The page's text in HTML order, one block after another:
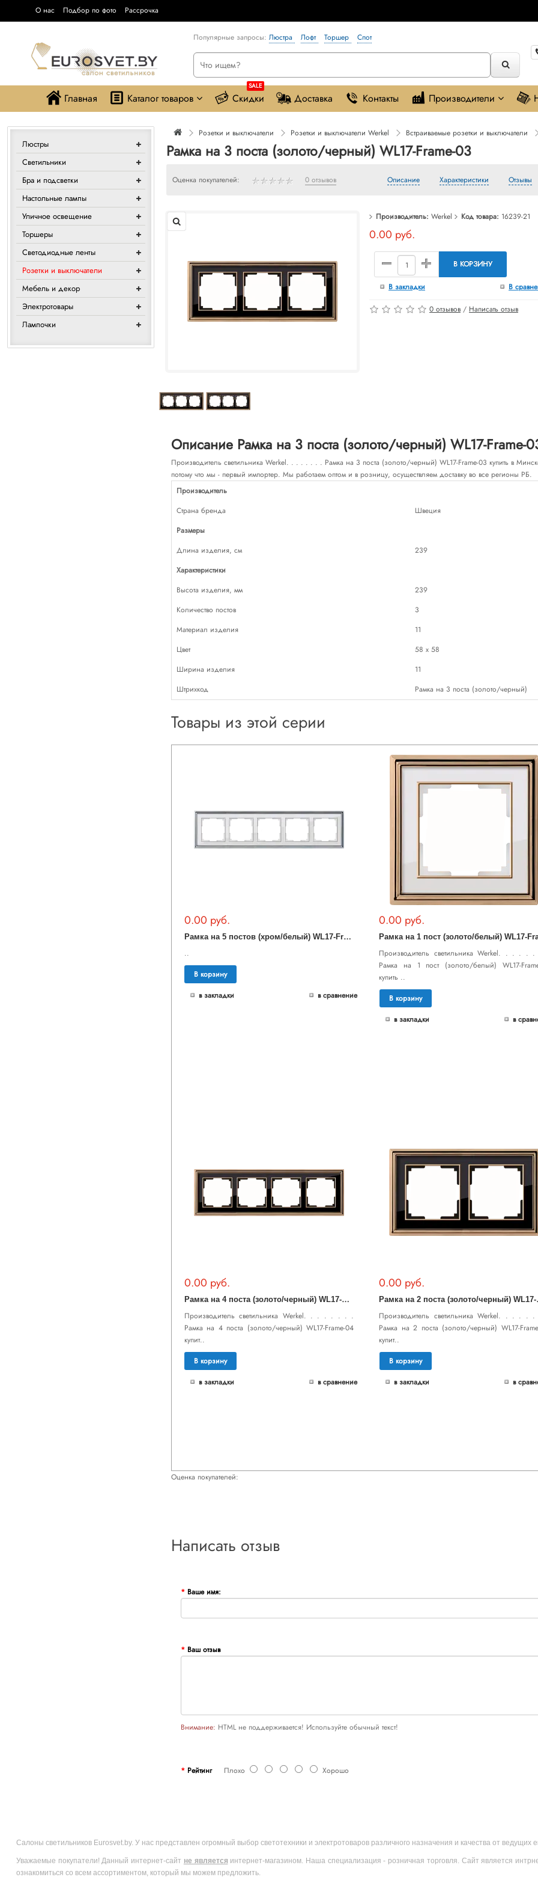
О нас Подбор по фото Рассрочка
Популярные запросы: Люстра Лофт Торшер
Спот
Главная Каталог товаров
SALE
Скидки Доставка Контакты Производители
Люстры
Светильники
Бра и подсветки
Настольные лампы
Уличное освещение
Торшеры
Светодиодные ленты
Розетки и выключатели
Мебель и декор
Электротовары
Лампочки
Розетки и выключатели Розетки и выключатели Werkel Встраиваемые розетки и выключатели
Рамка на 3 поста (золото/черный) WL17-Frame-03
Оценка покупателей: 0 отзывов Описание Характеристики Отзывы
Производитель: Werkel Код товара: 16239-21
0.00 руб.
В КОРЗИНУ
В закладки В
0 отзывов / Написать отзыв
Описание Рамка на 3 поста (золото/черный) WL17-Frame-
Производитель светильника Werkel. . . . . . . . Рамка на 3 поста (золото/черный) WL17-Frame-03 купить в
потому что мы - первый импортер. Мы работаем оптом и в розницу, осуществляем доставку во все регионы РБ.
Производитель
Страна бренда
Швеция
Размеры
Длина изделия, см
239
Характеристики
Высота изделия, мм
239
Количество постов
3
Материал изделия
11
Цвет
58 х 58
Ширина изделия
11
Штрихкод
Рамка на 3 поста (золото/черный)
Товары из этой серии
0.00 руб.
Р
амка на 5 постов (хром/белый) WL17-Frame-05
..
В корзину
в закладки
в сравнение
0.00 руб.
Производитель светильника Werkel. . . . .
Рамка на 1 пост (золото/белый) WL17-
купить ..
В корзину
в закладки
в
0.00 руб.
Р
амка на 4 поста (золото/черный) WL17-Frame-04
Производитель светильника Werkel. . . . . . . .
Рамка на 4 поста (золото/черный) WL17-Frame-04
купит..
В корзину
в закладки
в сравнение
0.00 руб.
амка
Производитель светильника Werkel. . . . .
Рамка на 2 поста (золото/черный) WL17-
купит..
В корзину
в закладки
в
Оценка покупателей:
Написать отзыв
Ваше имя:
Ваш отзыв
Внимание: HTML не поддерживается! Используйте обычный текст!
РейтингПлохо Хорошо
Салоны светильников Eurosvet.by. У нас представлен огромный выбор светотехники и электротоваров различного назначения и качества от ведущих
Уважаемые покупатели! Данный интернет-сайт не является интернет-магазином. Наша специализация - розничная торговля. Сайт является
ознакомиться со всем ассортиментом, который мы можем предложить.